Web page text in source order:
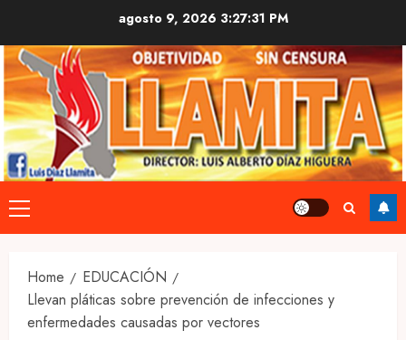
content
agosto 9, 2026 3:27:32 PM
Primary
Menu
Home
EDUCACIÓN
Llevan pláticas sobre prevención de infecciones y
enfermedades causadas por vectores